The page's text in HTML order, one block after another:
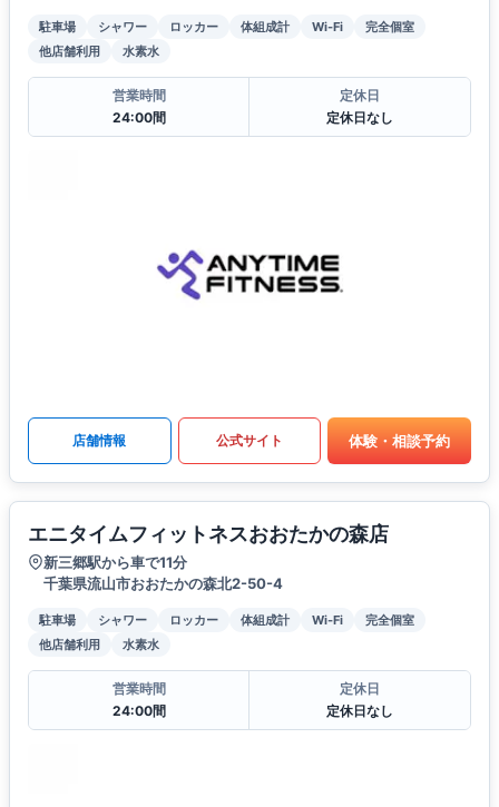
駐車場 シャワー ロッカー 体組成計 Wi-Fi
完全個室
他店舗利用
水素水
営業時間
24:00間
定休日
定休日なし
店舗情報 公式サイト 体験・相談予約
エニタイムフィットネスおおたかの森店
新三郷駅から車で11分
千葉県流山市おおたかの森北2-50-4
駐車場 シャワー ロッカー 体組成計 Wi-Fi
完全個室
他店舗利用
水素水
営業時間
24:00間
定休日
定休日なし